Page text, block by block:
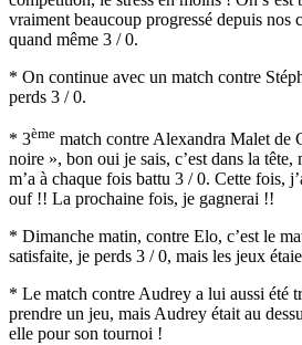
vraiment beaucoup progressé depuis nos
quand même 3 / 0.
* On continue avec un match contre
perds 3 / 0.
* 3ème match contre Alexandra Malet de
noire », bon oui je sais, c’est dans la tête,
m’a à chaque fois battu 3 / 0. Cette fois,
ouf !! La prochaine fois, je gagnerai !!
* Dimanche matin, contre Elo, c’est le
satisfaite, je perds 3 / 0, mais les jeux
* Le match contre Audrey a lui aussi été
prendre un jeu, mais Audrey était au
elle pour son tournoi !